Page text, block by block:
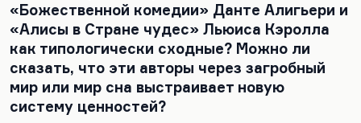
«Божественной комедии» Данте Алигьери и
«Алисы в Стране чудес» Льюиса Кэролла
как типологически сходные? Можно ли
сказать, что эти авторы через загробный
мир или мир сна выстраивает новую
систему ценностей?